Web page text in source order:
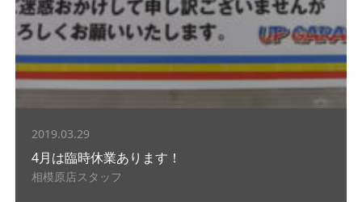
2019.03.29
4月は臨時休業あります！
相模原店スタッフ